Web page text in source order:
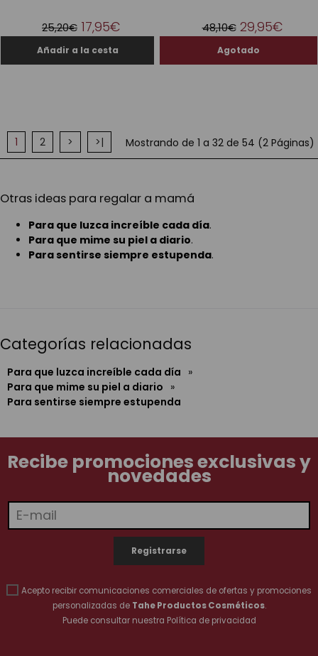
Otras ideas para regalar a mamá
Para que luzca increíble cada día.
Para que mime su piel a diario.
Para sentirse siempre estupenda.
25,20€ 17,95€ 48,10€ 29,95€
1 2 > >| Mostrando de 1 a 32 de 54 (2 Páginas)
Categorías relacionadas
Para que luzca increíble cada día »
Para que mime su piel a diario »
Para sentirse siempre estupenda
Recibe promociones exclusivas y
novedades
Acepto recibir comunicaciones comerciales de ofertas y promociones
personalizadas de Tahe Productos Cosméticos.
Puede consultar nuestra Política de privacidad